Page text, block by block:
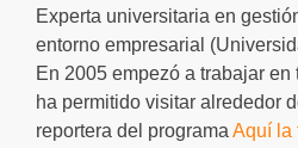
Experta universitaria en
entorno empresarial
En 2005 empezó a trabajar
ha permitido visitar alrededor
reportera del programa Aquí la